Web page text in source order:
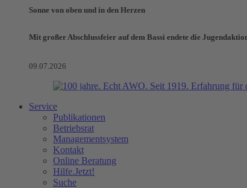
Sonne von oben und in den Herzen
Mit großer Abschlussfeier auf dem Bassi endete die
09.07.2026
Service
Publikationen
Betriebsrat
Managementsystem
Kontakt
Online Beratung
Hilfe.Jetzt!
Suche